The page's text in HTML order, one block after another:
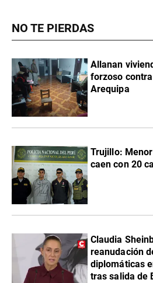
NO TE PIERDAS
Allanan
forzoso
Arequipa
Trujillo:
caen con 20
Claudia
reanudación
diplomáticas
tras salida de